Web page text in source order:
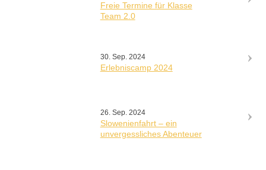
Freie Termine für Klasse
Team 2.0
30. Sep. 2024
Erlebniscamp 2024
26. Sep. 2024
Slowenienfahrt – ein
unvergessliches Abenteuer